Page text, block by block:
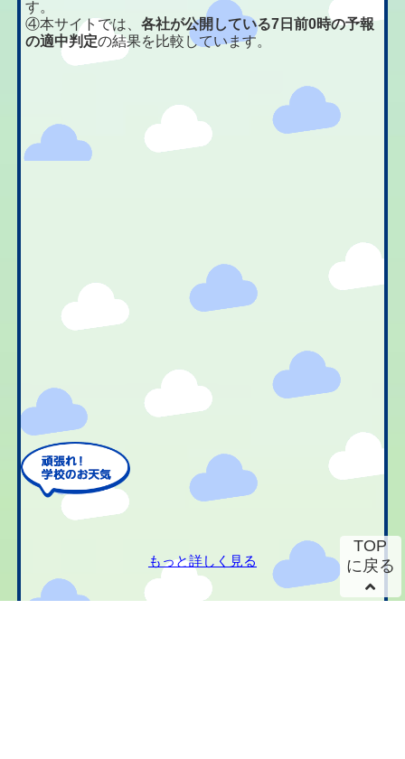
す。
④本サイトでは、各社が公開している7日前0時の予報
の適中判定の結果を比較しています。
もっと詳しく見る
TOP
に戻る